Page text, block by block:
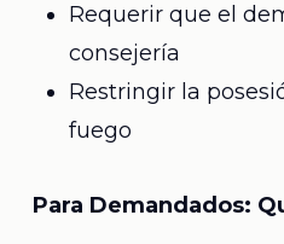
Requerir que el
consejería
Restringir la
fuego
Para Demandados: